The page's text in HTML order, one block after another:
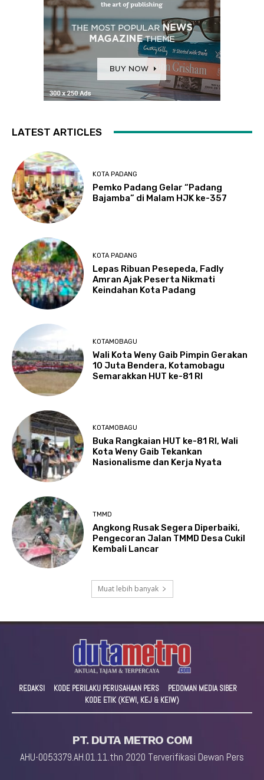
LATEST ARTICLES
KOTA PADANG
Pemko Padang Gelar “Padang
Bajamba” di Malam HJK ke-357
KOTA PADANG
Lepas Ribuan Pesepeda, Fadly
Amran Ajak Peserta Nikmati
Keindahan Kota Padang
KOTAMOBAGU
Wali Kota Weny Gaib Pimpin Gerakan
10 Juta Bendera, Kotamobagu
Semarakkan HUT ke-81 RI
KOTAMOBAGU
Buka Rangkaian HUT ke-81 RI, Wali
Kota Weny Gaib Tekankan
Nasionalisme dan Kerja Nyata
TMMD
Angkong Rusak Segera Diperbaiki,
Pengecoran Jalan TMMD Desa Cukil
Kembali Lancar
Muat lebih banyak
REDAKSI KODE PERILAKU PERUSAHAAN PERS
PEDOMAN MEDIA SIBER
KODE ETIK (KEWI, KEJ & KEIW)
PT. DUTA METRO COM
AHU-0053379.AH.01.11.thn 2020 Terverifikasi Dewan Pers